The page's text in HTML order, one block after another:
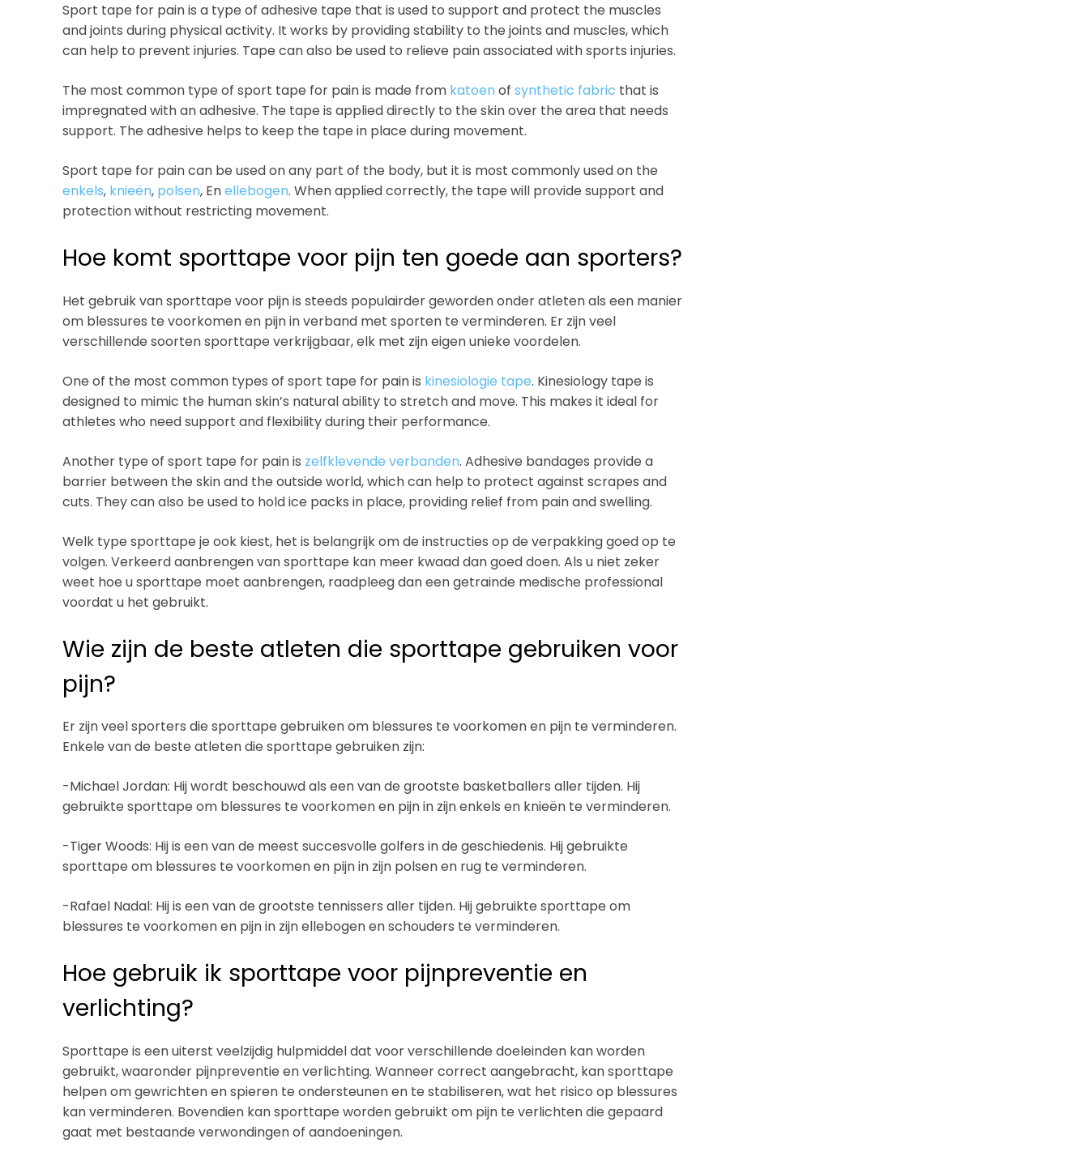
Sport tape for pain is a type of adhesive tape that is used to support and protect the muscles
and joints during physical activity. It works by providing stability to the joints and muscles, which
can help to prevent injuries. Tape can also be used to relieve pain associated with sports injuries.
The most common type of sport tape for pain is made from katoen ofsynthetic fabric that is
impregnated with an adhesive. The tape is applied directly to the skin over the area that needs
support. The adhesive helps to keep the tape in place during movement.
Sport tape for pain can be used on any part of the body, but it is most commonly used on the
enkels, knieën, polsen, Enellebogen. When applied correctly, the tape will provide support and
protection without restricting movement.
Hoe komt sporttape voor pijn ten goede aan sporters?
Het gebruik van sporttape voor pijn is steeds populairder geworden onder atleten als een manier
om blessures te voorkomen en pijn in verband met sporten te verminderen. Er zijn veel
verschillende soorten sporttape verkrijgbaar, elk met zijn eigen unieke voordelen.
One of the most common types of sport tape for pain is kinesiologie tape. Kinesiology tape is
designed to mimic the human skin’s natural ability to stretch and move. This makes it ideal for
athletes who need support and flexibility during their performance.
Another type of sport tape for pain is zelfklevende verbanden. Adhesive bandages provide a
barrier between the skin and the outside world, which can help to protect against scrapes and
cuts. They can also be used to hold ice packs in place, providing relief from pain and swelling.
Welk type sporttape je ook kiest, het is belangrijk om de instructies op de verpakking goed op te
volgen. Verkeerd aanbrengen van sporttape kan meer kwaad dan goed doen. Als u niet zeker
weet hoe u sporttape moet aanbrengen, raadpleeg dan een getrainde medische professional
voordat u het gebruikt.
Wie zijn de beste atleten die sporttape gebruiken voor
pijn?
Er zijn veel sporters die sporttape gebruiken om blessures te voorkomen en pijn te verminderen.
Enkele van de beste atleten die sporttape gebruiken zijn:
-Michael Jordan: Hij wordt beschouwd als een van de grootste basketballers aller tijden. Hij
gebruikte sporttape om blessures te voorkomen en pijn in zijn enkels en knieën te verminderen.
-Tiger Woods: Hij is een van de meest succesvolle golfers in de geschiedenis. Hij gebruikte
sporttape om blessures te voorkomen en pijn in zijn polsen en rug te verminderen.
-Rafael Nadal: Hij is een van de grootste tennissers aller tijden. Hij gebruikte sporttape om
blessures te voorkomen en pijn in zijn ellebogen en schouders te verminderen.
Hoe gebruik ik sporttape voor pijnpreventie en
verlichting?
Sporttape is een uiterst veelzijdig hulpmiddel dat voor verschillende doeleinden kan worden
gebruikt, waaronder pijnpreventie en verlichting. Wanneer correct aangebracht, kan sporttape
helpen om gewrichten en spieren te ondersteunen en te stabiliseren, wat het risico op blessures
kan verminderen. Bovendien kan sporttape worden gebruikt om pijn te verlichten die gepaard
gaat met bestaande verwondingen of aandoeningen.